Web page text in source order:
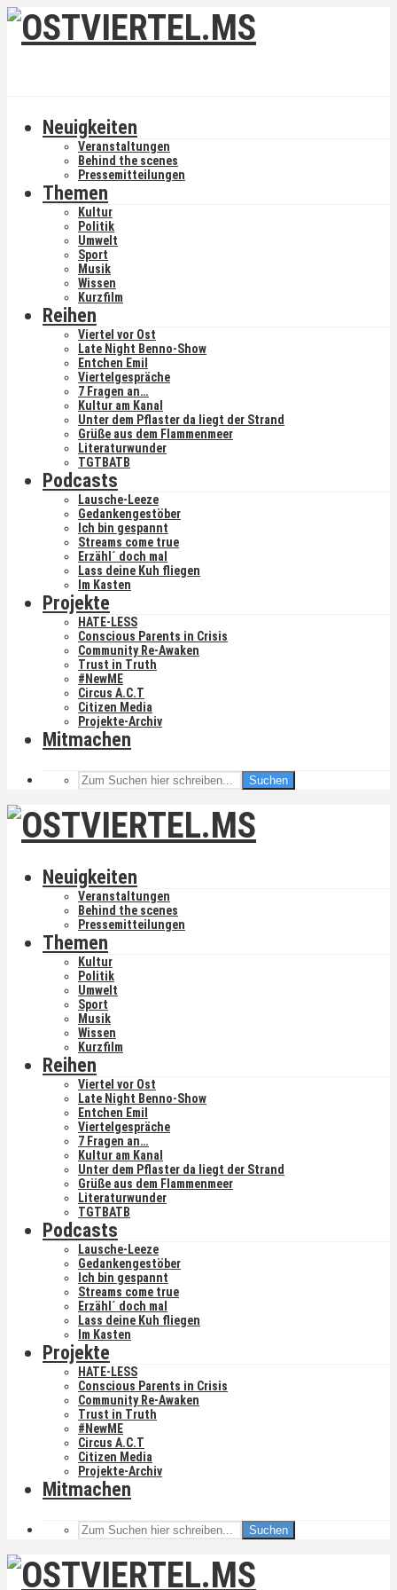
Neuigkeiten
Veranstaltungen
Behind the scenes
Pressemitteilungen
Themen
Kultur
Politik
Umwelt
Sport
Musik
Wissen
Kurzfilm
Reihen
Viertel vor Ost
Late Night Benno-Show
Entchen Emil
Viertelgespräche
7 Fragen an…
Kultur am Kanal
Unter dem Pflaster da liegt der Strand
Grüße aus dem Flammenmeer
Literaturwunder
TGTBATB
Podcasts
Lausche-Leeze
Gedankengestöber
Ich bin gespannt
Streams come true
Erzähl´ doch mal
Lass deine Kuh fliegen
Im Kasten
Projekte
HATE-LESS
Conscious Parents in Crisis
Community Re-Awaken
Trust in Truth
#NewME
Circus A.C.T
Citizen Media
Projekte-Archiv
Mitmachen
Suchen
Neuigkeiten
Veranstaltungen
Behind the scenes
Pressemitteilungen
Themen
Kultur
Politik
Umwelt
Sport
Musik
Wissen
Kurzfilm
Reihen
Viertel vor Ost
Late Night Benno-Show
Entchen Emil
Viertelgespräche
7 Fragen an…
Kultur am Kanal
Unter dem Pflaster da liegt der Strand
Grüße aus dem Flammenmeer
Literaturwunder
TGTBATB
Podcasts
Lausche-Leeze
Gedankengestöber
Ich bin gespannt
Streams come true
Erzähl´ doch mal
Lass deine Kuh fliegen
Im Kasten
Projekte
HATE-LESS
Conscious Parents in Crisis
Community Re-Awaken
Trust in Truth
#NewME
Circus A.C.T
Citizen Media
Projekte-Archiv
Mitmachen
Suchen